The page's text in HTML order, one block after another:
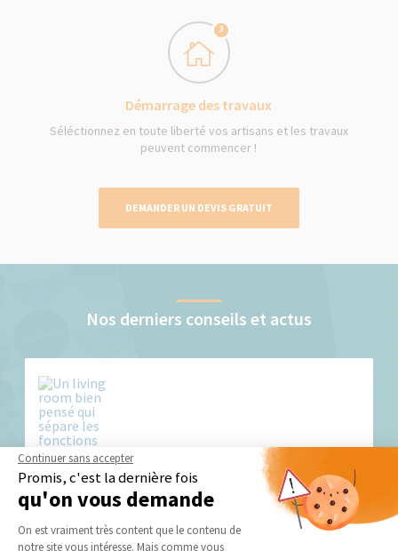
3
Démarrage des travaux
Séléctionnez en toute liberté vos artisans et les travaux
peuvent commencer !
DEMANDER UN DEVIS GRATUIT
Nos derniers conseils et actus
Salon et salle à manger : comment aménager un
espace multifonction ?
Continuer sans accepter
Promis, c'est la dernière fois
qu'on vous demande
Plateforme de Gestion du
On est vraiment très content que le contenu de
notre site vous intéresse. Mais comme vous